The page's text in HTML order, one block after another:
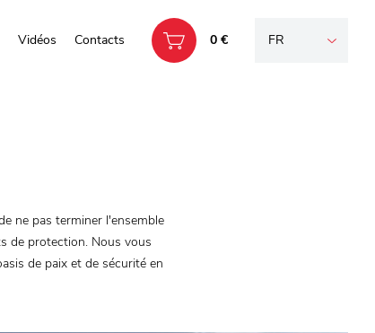
Vidéos Contacts 0 € FR
ne pas terminer l'ensemble
de protection. Nous vous
de paix et de sécurité en